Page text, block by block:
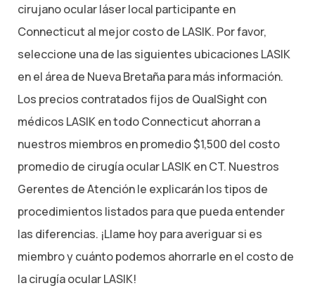
cirujano ocular láser local participante en
Connecticut al mejor costo de LASIK. Por favor,
seleccione una de las siguientes ubicaciones LASIK
en el área de Nueva Bretaña para más información.
Los precios contratados fijos de QualSight con
médicos LASIK en todo Connecticut ahorran a
nuestros miembros en promedio $1,500 del costo
promedio de cirugía ocular LASIK en CT. Nuestros
Gerentes de Atención le explicarán los tipos de
procedimientos listados para que pueda entender
las diferencias. ¡Llame hoy para averiguar si es
miembro y cuánto podemos ahorrarle en el costo de
la cirugía ocular LASIK!